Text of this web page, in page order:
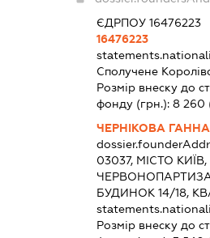
ЄДРПОУ 16476223
16476223
Сполучене
Розмір внеску до
фонду (грн.):8 260
ЧЕРНІКОВА ГАННА
03037, МІСТО
БУДИНОК 14/18,
Розмір внеску до